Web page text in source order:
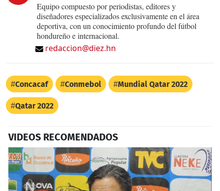
Equipo compuesto por periodistas, editores y
diseñadores especializados exclusivamente en el área
deportiva, con un conocimiento profundo del fútbol
hondureño e internacional.
redaccion@diez.hn
Concacaf Conmebol Mundial Qatar 2022
Qatar 2022
VIDEOS RECOMENDADOS